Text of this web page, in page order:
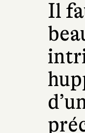
Il